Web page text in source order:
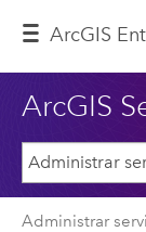
ArcGIS
ArcGIS
Administrar